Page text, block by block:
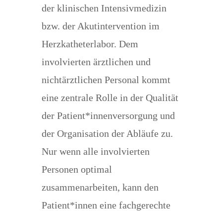
der klinischen Intensivmedizin
bzw. der Akutintervention im
Herzkatheterlabor. Dem
involvierten ärztlichen und
nichtärztlichen Personal kommt
eine zentrale Rolle in der Qualität
der Patient*innenversorgung und
der Organisation der Abläufe zu.
Nur wenn alle involvierten
Personen optimal
zusammenarbeiten, kann den
Patient*innen eine fachgerechte